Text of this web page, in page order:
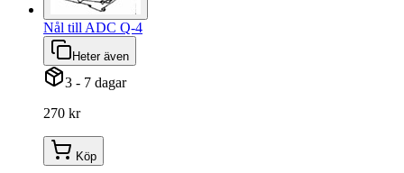
Nål till ADC Q-4
Heter även
3 - 7 dagar
270 kr
Köp